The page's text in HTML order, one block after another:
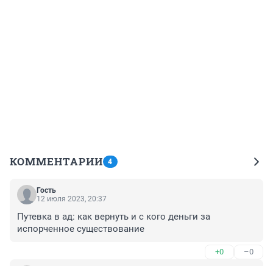
КОММЕНТАРИИ 4
Гость
12 июля 2023, 20:37
Путевка в ад: как вернуть и с кого деньги за
испорченное существование
+0 –0